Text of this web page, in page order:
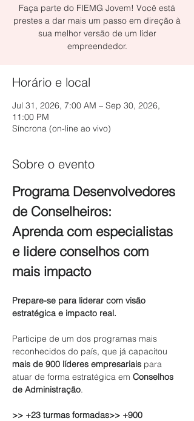
Faça parte do FIEMG Jovem! Você está
prestes a dar mais um passo em direção à
sua melhor versão de um líder
empreendedor.
Horário e local
Jul 31, 2026, 7:00 AM – Sep 30, 2026,
11:00 PM
Síncrona (on-line ao vivo)
Sobre o evento
Programa Desenvolvedores
de Conselheiros:
Aprenda com especialistas
e lidere conselhos com
mais impacto
Prepare-se para liderar com visão
estratégica e impacto real.
Participe de um dos programas mais
reconhecidos do país, que já capacitou
mais de 900 líderes empresariais para
atuar de forma estratégica em Conselhos
de Administração.
>> +23 turmas formadas>> +900